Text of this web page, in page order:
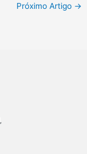
Próximo Artigo →